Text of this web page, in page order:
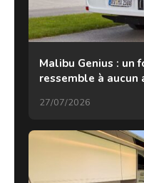
Malibu Genius : un
ressemble à aucun
27/07/2026